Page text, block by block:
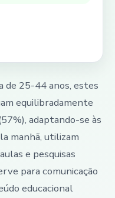
de 25-44 anos, estes
equilibradamente
adaptando-se às
manhã, utilizam
e pesquisas
para comunicação
educacional